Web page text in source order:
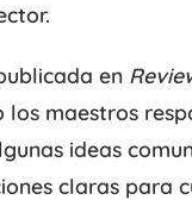
en
maestros
ideas
claras para